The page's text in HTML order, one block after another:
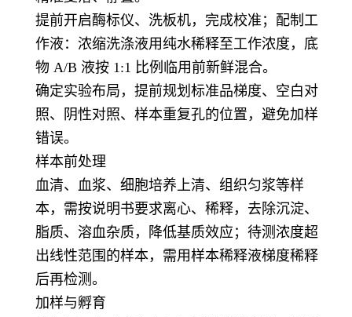
提前开启酶标仪、洗板机，完成校准；配制工
作液：浓缩洗涤液用纯水稀释至工作浓度，底
物 A/B 液按 1:1 比例临用前新鲜混合。
确定实验布局，提前规划标准品梯度、空白对
照、阴性对照、样本重复孔的位置，避免加样
错误。
样本前处理
血清、血浆、细胞培养上清、组织匀浆等样
本，需按说明书要求离心、稀释，去除沉淀、
脂质、溶血杂质，降低基质效应；待测浓度超
出线性范围的样本，需用样本稀释液梯度稀释
后再检测。
加样与孵育